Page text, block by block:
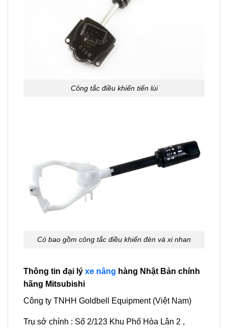
Công tắc điều khiển tiến lùi
Có bao gồm công tắc điều khiển đèn và xi nhan
Thông tin đại lý xe nâng hàng Nhật Bản chính
hãng Mitsubishi
Công ty TNHH Goldbell Equipment (Việt Nam)
Trụ sở chính : Số 2/123 Khu Phố Hòa Lân 2 ,